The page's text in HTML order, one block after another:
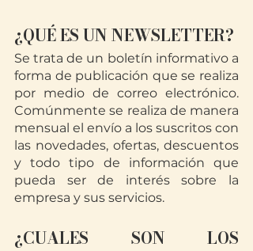
¿QUÉ ES UN NEWSLETTER?
Se trata de un boletín informativo a
forma de publicación que se realiza
por medio de correo electrónico.
Comúnmente se realiza de manera
mensual el envío a los suscritos con
las novedades, ofertas, descuentos
y todo tipo de información que
pueda ser de interés sobre la
empresa y sus servicios.
¿CUALES SON LOS